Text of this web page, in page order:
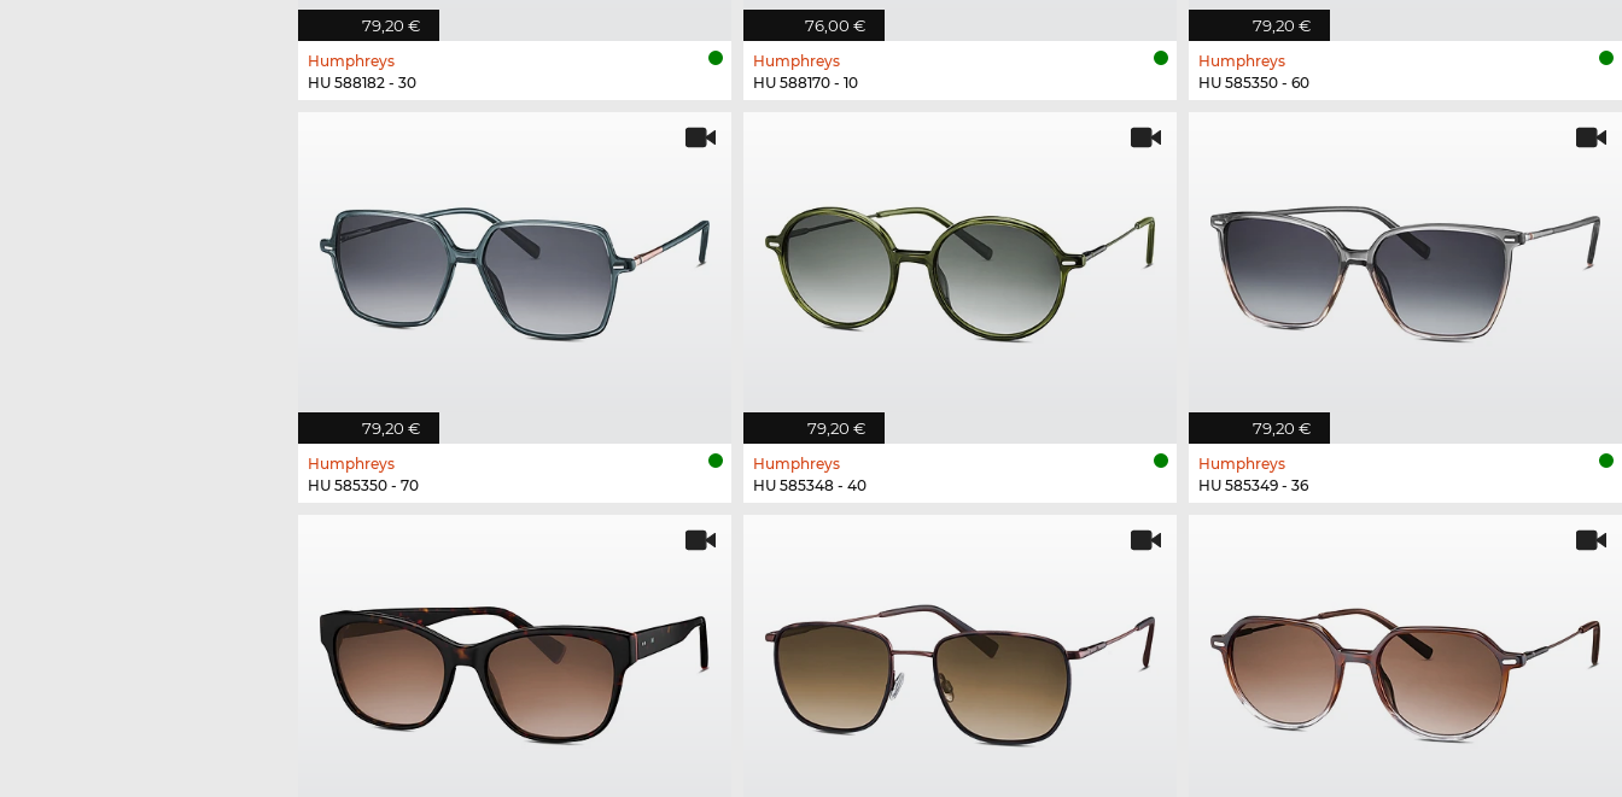
79,20 €
Humphreys
HU 588182 - 30
76,00 €
Humphreys
HU 588170 - 10
79,20 €
Humphreys
HU 585350 - 60
79,20 €
Humphreys
HU 585350 - 70
79,20 €
Humphreys
HU 585348 - 40
79,20 €
Humphreys
HU 585349 - 36